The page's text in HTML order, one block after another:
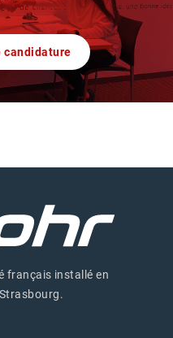
candidature
français installé en